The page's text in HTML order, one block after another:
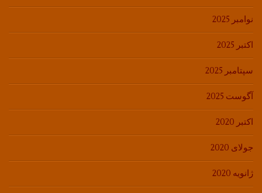
نوامبر 2025
اکتبر 2025
سپتامبر 2025
آگوست 2025
اکتبر 2020
جولای 2020
ژانویه 2020